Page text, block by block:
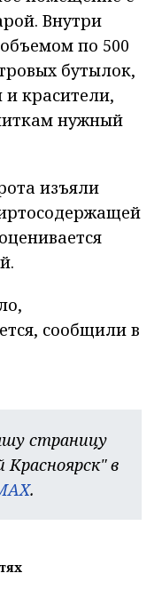
Внутри
по 500
бутылок,
красители,
нужный
изъяли
сообщили в
страницу
в
.